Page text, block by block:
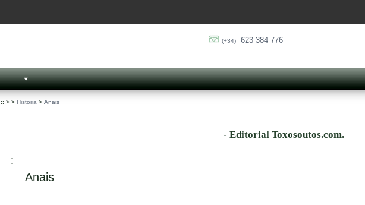
(+34) 623 384 776
:: > > Historia > Anais
- Editorial Toxosoutos.com.
:
: Anais